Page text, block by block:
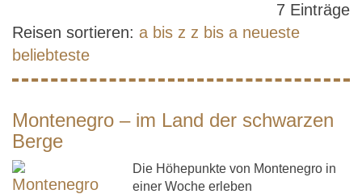
7 Einträge
Reisen sortieren: a bis z z bis a neueste
beliebteste
Montenegro – im Land der schwarzen
Berge
Die Höhepunkte von Montenegro in
einer Woche erleben